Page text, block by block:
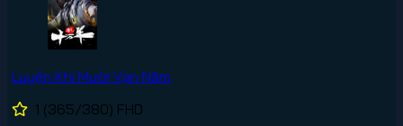
Luyện Khí Mười Vạn Năm
1 (365/380) FHD